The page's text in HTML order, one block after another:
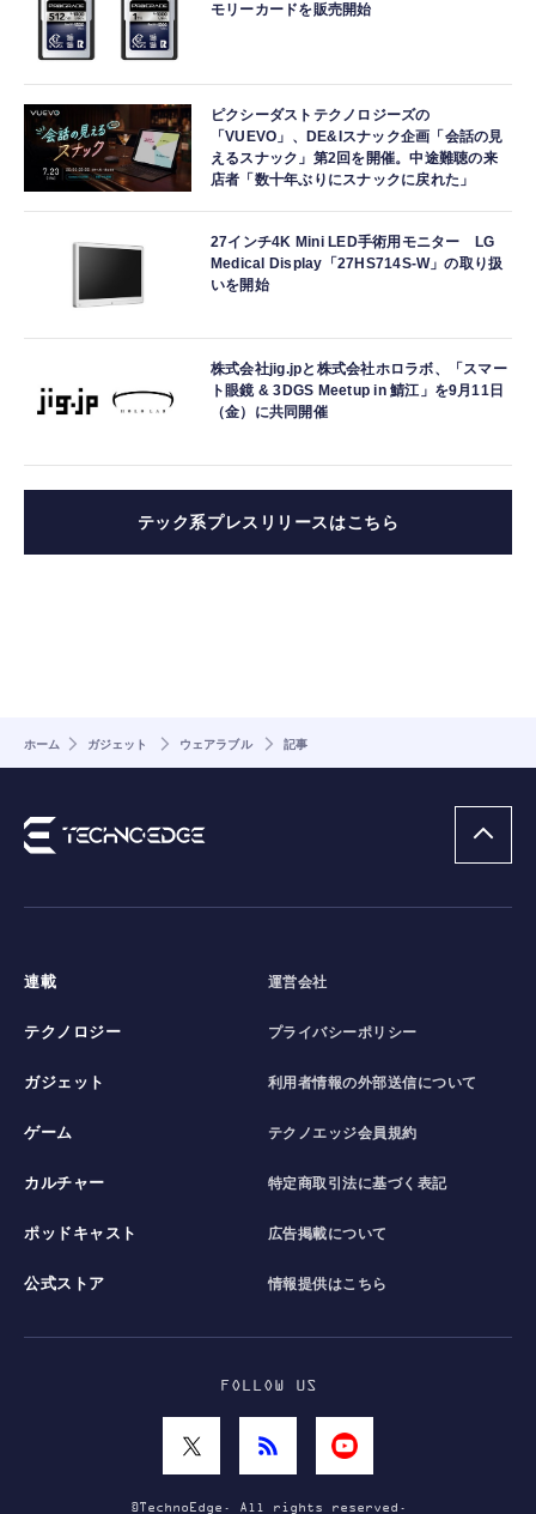
モリーカードを販売開始
ピクシーダストテクノロジーズの
「VUEVO」、DE&Iスナック企画「会話の見
えるスナック」第2回を開催。中途難聴の来
店者「数十年ぶりにスナックに戻れた」
27インチ4K Mini LED手術用モニター LG
Medical Display「27HS714S-W」の取り扱
いを開始
株式会社jig.jpと株式会社ホロラボ、「スマー
ト眼鏡 & 3DGS Meetup in 鯖江」を9月11日
（金）に共同開催
テック系プレスリリースはこちら
ホーム ガジェット ウェアラブル 記事
連載
テクノロジー
ガジェット
ゲーム
カルチャー
ポッドキャスト
公式ストア
運営会社
プライバシーポリシー
利用者情報の外部送信について
テクノエッジ会員規約
特定商取引法に基づく表記
広告掲載について
情報提供はこちら
FOLLOW US
©TechnoEdge. All rights reserved.